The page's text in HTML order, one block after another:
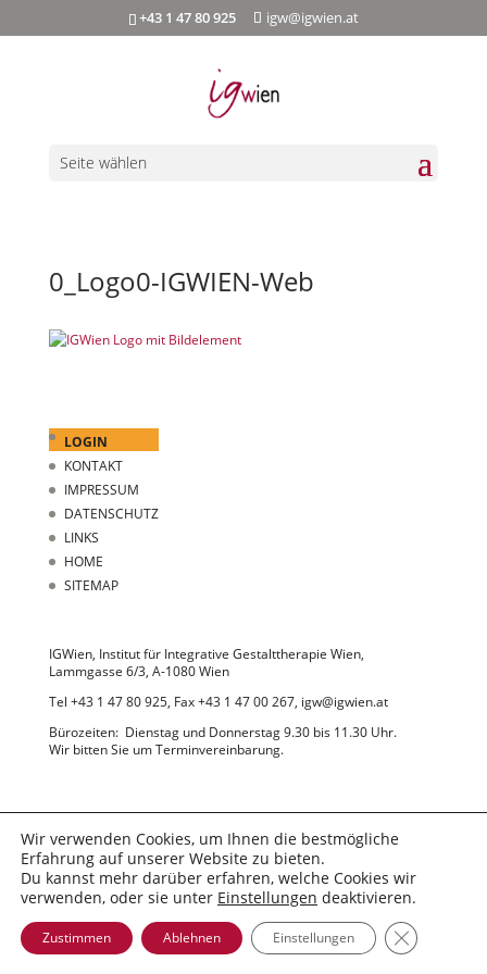
+43 1 47 80 925 igw@igwien.at
Seite wählen
0_Logo0-IGWIEN-Web
LOGIN
KONTAKT
IMPRESSUM
DATENSCHUTZ
LINKS
HOME
SITEMAP
IGWien, Institut für Integrative Gestalttherapie Wien,
Lammgasse 6/3, A-1080 Wien
Tel +43 1 47 80 925, Fax +43 1 47 00 267, igw@igwien.at
Bürozeiten: Dienstag und Donnerstag 9.30 bis 11.30 Uhr.
Wir bitten Sie um Terminvereinbarung.
© 2022 IGWien
Wir verwenden Cookies, um Ihnen die bestmögliche
Erfahrung auf unserer Website zu bieten.
Du kannst mehr darüber erfahren, welche Cookies wir
verwenden, oder sie unter Einstellungen deaktivieren.
Zustimmen Ablehnen Einstellungen GDPR